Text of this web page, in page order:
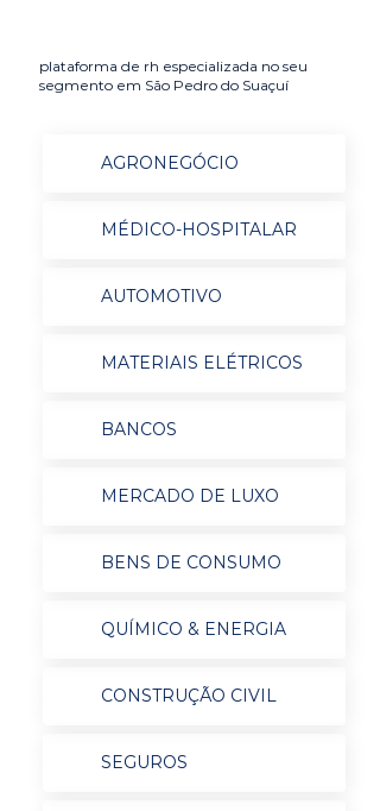
plataforma de rh especializada no seu
segmento em São Pedro do Suaçuí
AGRONEGÓCIO
MÉDICO-HOSPITALAR
AUTOMOTIVO
MATERIAIS ELÉTRICOS
BANCOS
MERCADO DE LUXO
BENS DE CONSUMO
QUÍMICO & ENERGIA
CONSTRUÇÃO CIVIL
SEGUROS